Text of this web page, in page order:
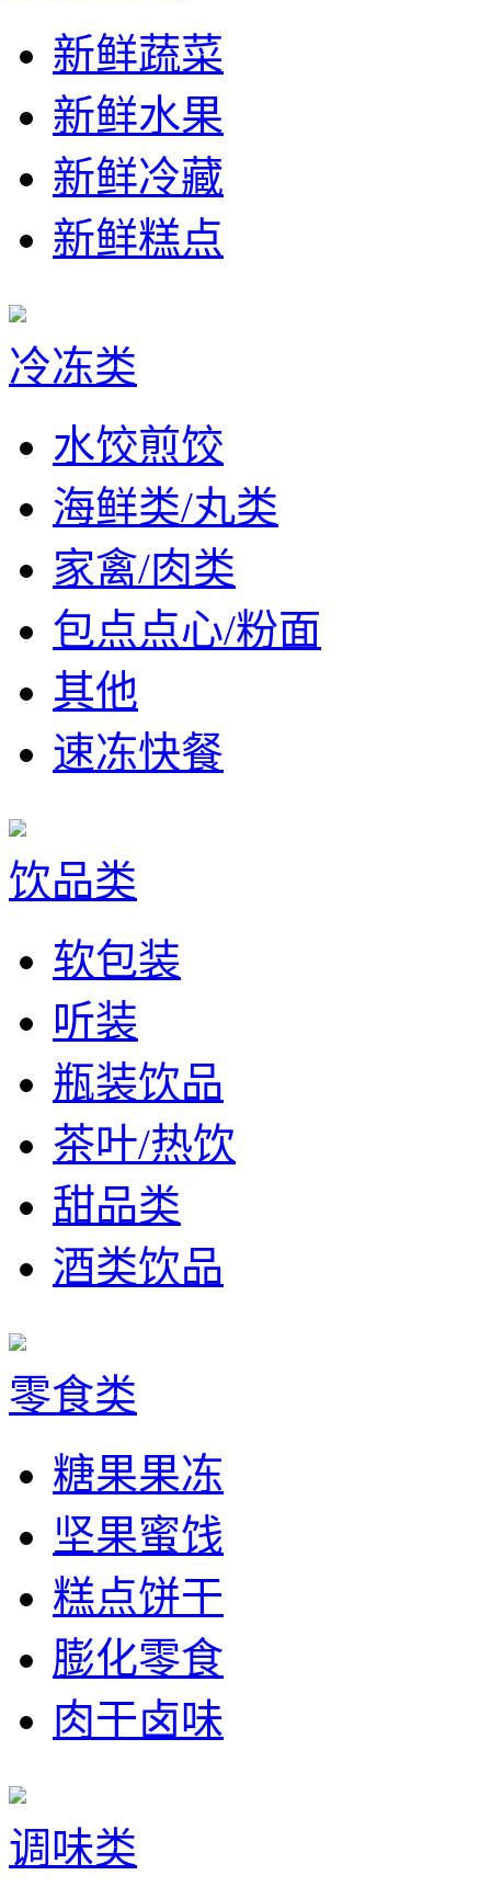
新鲜蔬菜
新鲜水果
新鲜冷藏
新鲜糕点
冷冻类
水饺煎饺
海鲜类/丸类
家禽/肉类
包点点心/粉面
其他
速冻快餐
饮品类
软包装
听装
瓶装饮品
茶叶/热饮
甜品类
酒类饮品
零食类
糖果果冻
坚果蜜饯
糕点饼干
膨化零食
肉干卤味
调味类